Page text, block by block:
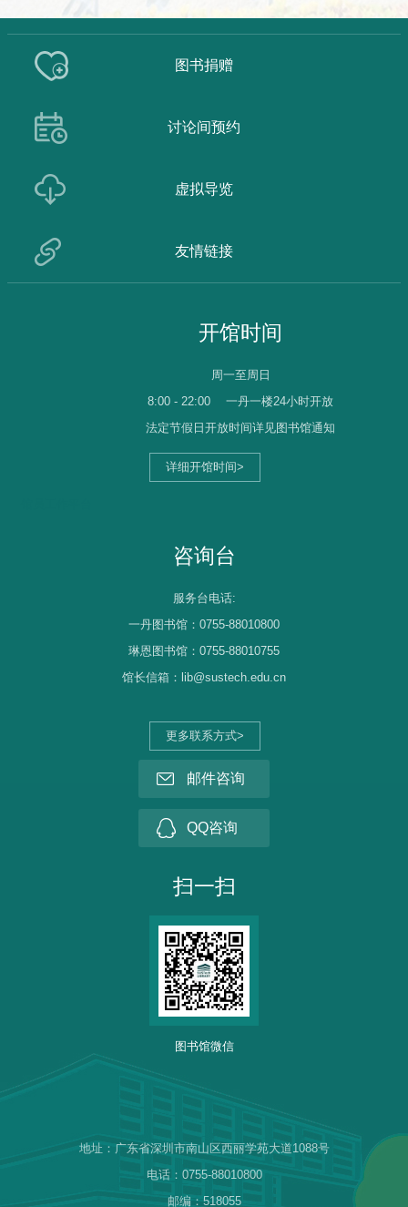
图书捐赠
讨论间预约
虚拟导览
友情链接
开馆时间
详细开馆时间>
周一至周日
8:00 - 22:00
一丹一楼24小时开放
法定节假日开放时间详见图书馆通知
咨询台
更多联系方式>
服务台电话:
一丹图书馆：0755-88010800
琳恩图书馆：0755-88010755
馆长信箱：lib@sustech.edu.cn
邮件咨询
QQ咨询
扫一扫
图书馆微信
地址：广东省深圳市南山区西丽学苑大道1088号
电话：0755-88010800
邮编：518055